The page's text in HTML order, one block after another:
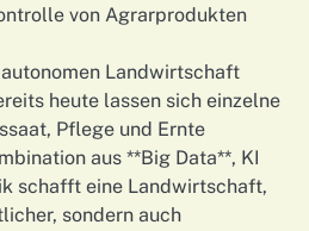
von Agrarprodukten
Landwirtschaft
heute lassen sich einzelne
Pflege und Ernte
aus **Big Data**, KI
schafft eine Landwirtschaft,
sondern auch